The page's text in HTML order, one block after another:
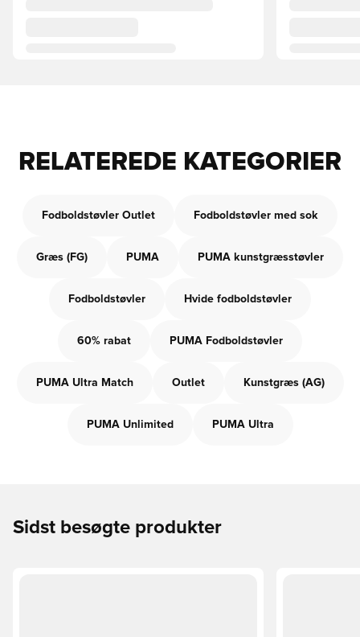
RELATEREDE KATEGORIER
Fodboldstøvler Outlet Fodboldstøvler med sok
Græs (FG) PUMA PUMA kunstgræsstøvler
Fodboldstøvler Hvide fodboldstøvler
60% rabat PUMA Fodboldstøvler
PUMA Ultra Match Outlet Kunstgræs (AG)
PUMA Unlimited PUMA Ultra
Sidst besøgte produkter